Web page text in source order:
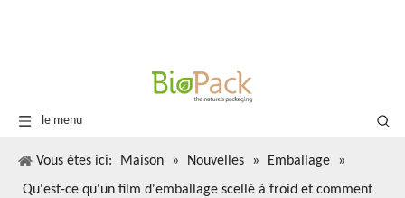
le menu
Vous êtes ici: Maison » Nouvelles » Emballage
»
Qu'est-ce qu'un film d'emballage scellé à froid et comment